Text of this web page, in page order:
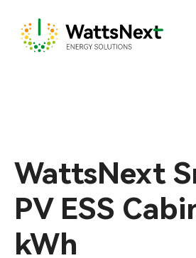
naar
WattsNext
PV ESS
kWh